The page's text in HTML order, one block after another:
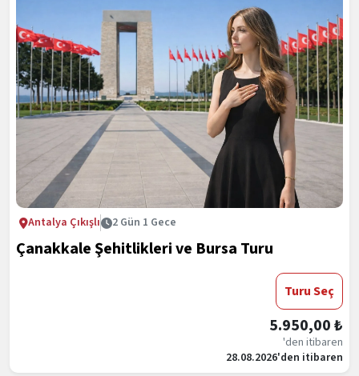
Antalya Çıkışlı 2 Gün 1 Gece
Çanakkale Şehitlikleri ve Bursa Turu
28.08.2026'den itibaren
5.950,00 ₺
'den itibaren
Turu Seç